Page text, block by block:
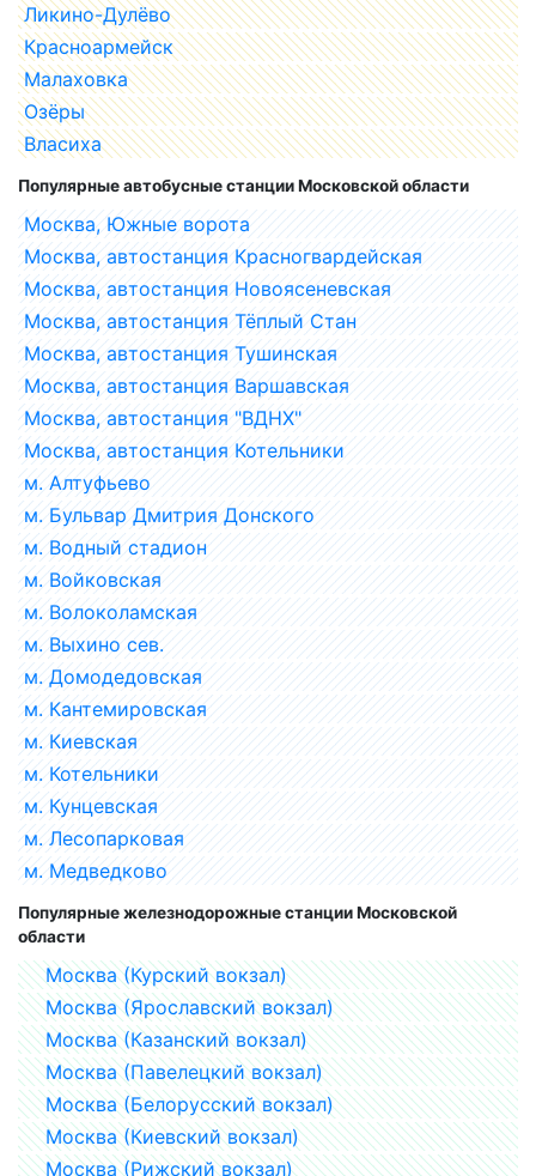
Ликино-Дулёво
Красноармейск
Малаховка
Озёры
Власиха
Популярные автобусные станции Московской области
Москва, Южные ворота
Москва, автостанция Красногвардейская
Москва, автостанция Новоясеневская
Москва, автостанция Тёплый Стан
Москва, автостанция Тушинская
Москва, автостанция Варшавская
Москва, автостанция "ВДНХ"
Москва, автостанция Котельники
м. Алтуфьево
м. Бульвар Дмитрия Донского
м. Водный стадион
м. Войковская
м. Волоколамская
м. Выхино сев.
м. Домодедовская
м. Кантемировская
м. Киевская
м. Котельники
м. Кунцевская
м. Лесопарковая
м. Медведково
Популярные железнодорожные станции Московской
области
Москва (Курский вокзал)
Москва (Ярославский вокзал)
Москва (Казанский вокзал)
Москва (Павелецкий вокзал)
Москва (Белорусский вокзал)
Москва (Киевский вокзал)
Москва (Рижский вокзал)